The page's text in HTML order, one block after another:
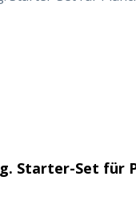
Starter-Set für